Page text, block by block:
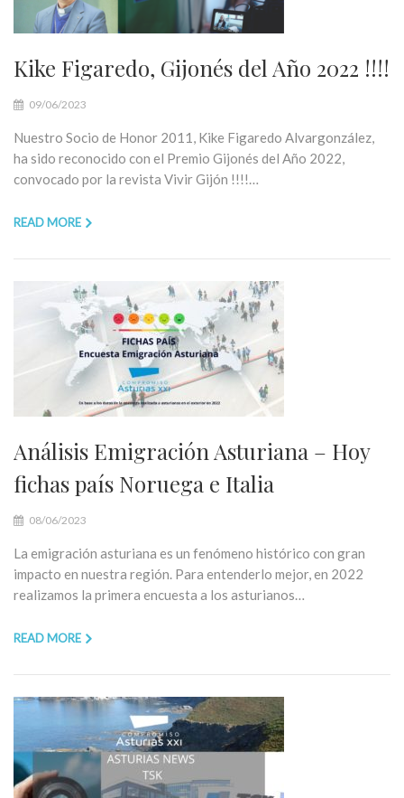
Kike Figaredo, Gijonés del Año 2022 !!!!
09/06/2023
Nuestro Socio de Honor 2011, Kike Figaredo Alvargonzález,
ha sido reconocido con el Premio Gijonés del Año 2022,
convocado por la revista Vivir Gijón !!!!…
READ MORE
Análisis Emigración Asturiana – Hoy
fichas país Noruega e Italia
08/06/2023
La emigración asturiana es un fenómeno histórico con gran
impacto en nuestra región. Para entenderlo mejor, en 2022
realizamos la primera encuesta a los asturianos…
READ MORE